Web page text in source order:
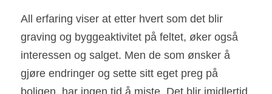
All erfaring viser at etter hvert som det blir
graving og byggeaktivitet på feltet, øker også
interessen og salget. Men de som ønsker å
gjøre endringer og sette sitt eget preg på
boligen, har ingen tid å miste. Det blir imidlertid